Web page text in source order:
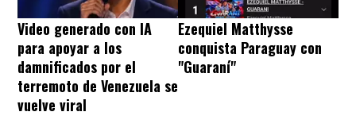
Video generado con IA
para apoyar a los
damnificados por el
terremoto de Venezuela se
vuelve viral
Ezequiel Matthysse
conquista Paraguay con
"Guaraní"